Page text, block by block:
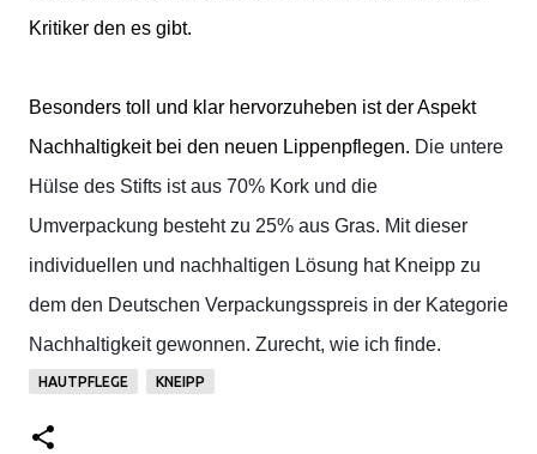
Kritiker den es gibt.
Besonders toll und klar hervorzuheben ist der Aspekt
Nachhaltigkeit bei den neuen Lippenpflegen. Die untere
Hülse des Stifts ist aus 70% Kork und die
Umverpackung besteht zu 25% aus Gras. Mit dieser
individuellen und nachhaltigen Lösung hat Kneipp zu
dem den Deutschen Verpackungsspreis in der Kategorie
Nachhaltigkeit gewonnen. Zurecht, wie ich finde.
HAUTPFLEGE KNEIPP